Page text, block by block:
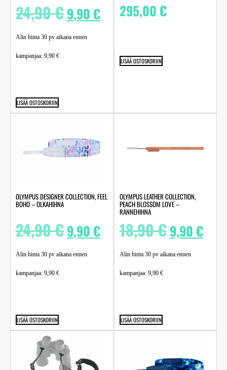
24,90€9,90€
Alin hinta 30 pv aikana ennen
kampanjaa: 9,90 €
LISÄÄ OSTOSKORIIN
295,00€
LISÄÄ OSTOSKORIIN
OLYMPUS DESIGNER COLLECTION, FEEL
BOHO – OLKAHIHNA
24,90€9,90€
Alin hinta 30 pv aikana ennen
kampanjaa: 9,90 €
LISÄÄ OSTOSKORIIN
OLYMPUS LEATHER COLLECTION,
PEACH BLOSSOM LOVE –
RANNEHIHNA
18,90€ 9,90€
Alin hinta 30 pv aikana ennen
kampanjaa: 9,90 €
LISÄÄ OSTOSKORIIN